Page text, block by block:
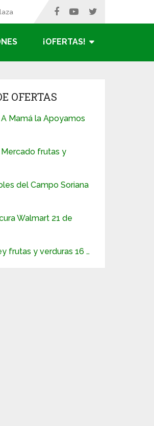
¡OFERTAS!
OFERTAS
Mamá la Apoyamos
frutas y
del Campo Soriana
Walmart 21 de
frutas y verduras 16 …